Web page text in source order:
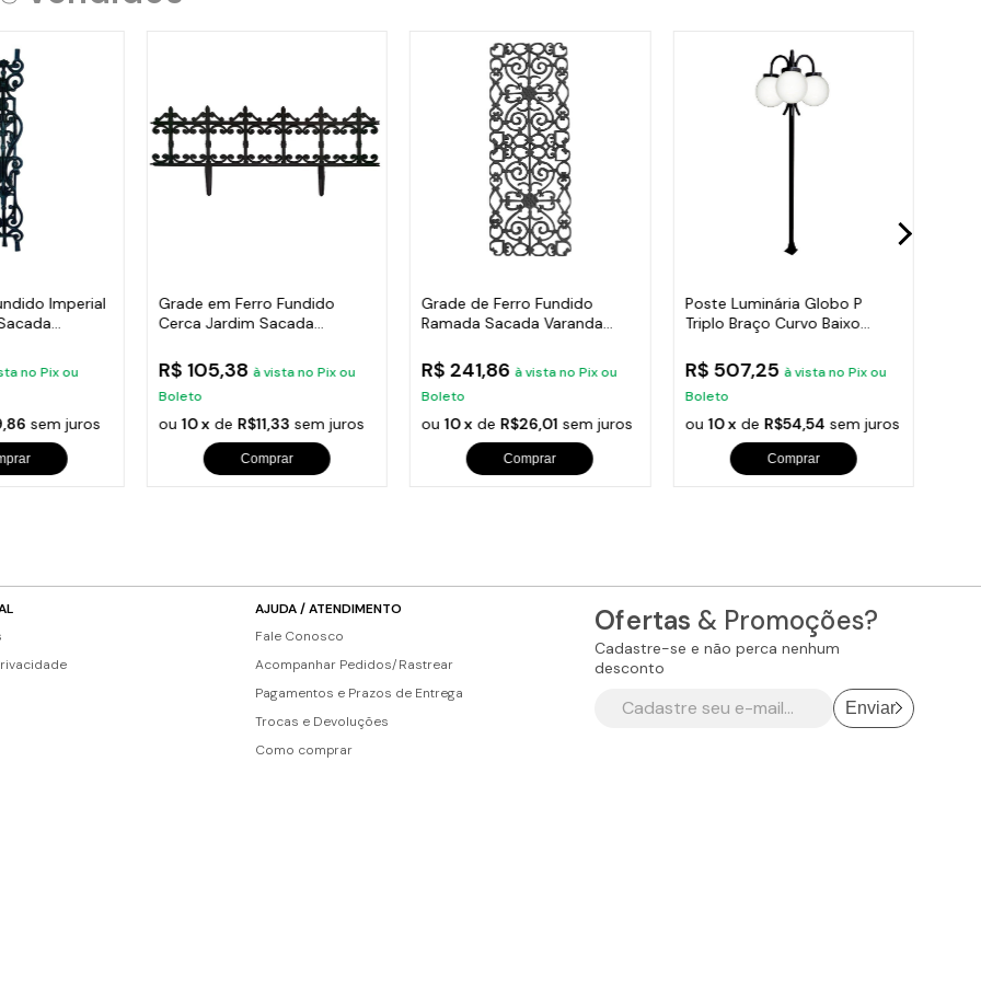
Imperial
no Pix ou
sem juros
Grade em Ferro Fundido
Cerca Jardim Sacada
R$ 105,38 à vista no Pix ou
Boleto
ou10 x de R$11,33 sem juros
Comprar
Grade de Ferro Fundido
Ramada Sacada Varanda
R$ 241,86 à vista no Pix ou
Boleto
ou10 x de R$26,01 sem juros
Comprar
Poste Luminária Globo P
Triplo Braço Curvo Baixo
R$ 507,25 à vista no Pix ou
Boleto
ou10 x de R$54,54 sem juros
Comprar
AJUDA / ATENDIMENTO
Fale Conosco
Acompanhar Pedidos/Rastrear
Pagamentos e Prazos de Entrega
Trocas e Devoluções
Como comprar
Ofertas & Promoções?
Cadastre-se e não perca nenhum
desconto
Enviar